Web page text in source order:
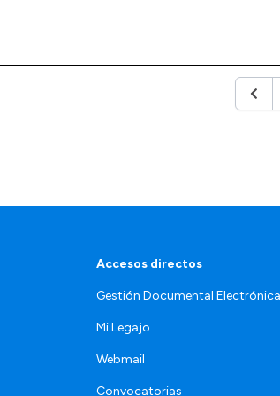
Accesos directos
Gestión Documental Electrónica
Mi Legajo
Webmail
Convocatorias